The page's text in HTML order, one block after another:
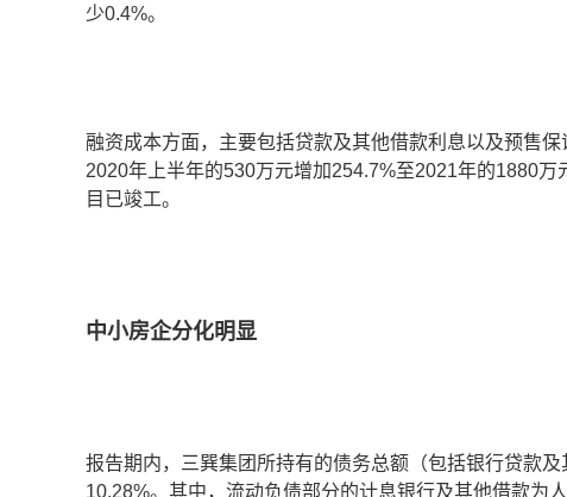
少0.4%。
融资成本方面，主要包括贷款及其他借款利息以及预售
2020年上半年的530万元增加254.7%至2021年的1880
目已竣工。
中小房企分化明显
报告期内，三巽集团所持有的债务总额（包括银行贷款
10.28%。其中，流动负债部分的计息银行及其他借款为